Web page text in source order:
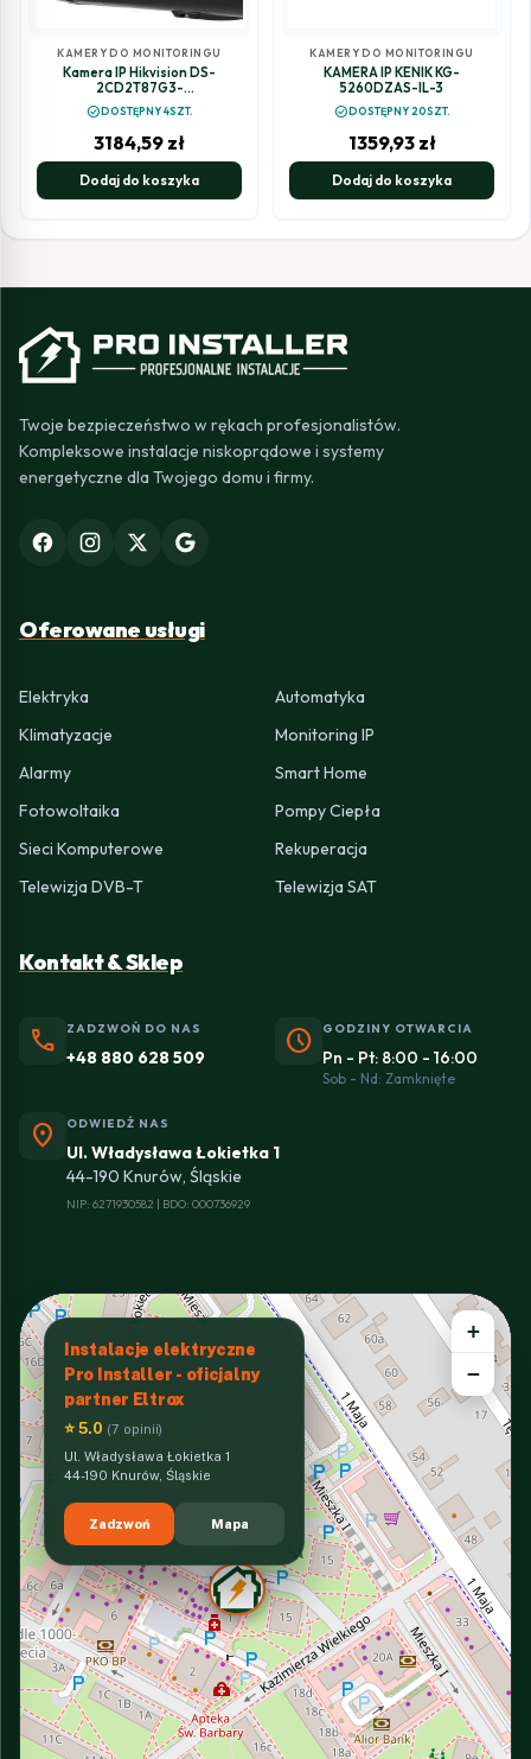
KAMERY DO MONITORINGU
Kamera IP Hikvision DS-
2CD2T87G3-
LIS2UY/SL(2.8mm)/BLACK
check_circleDOSTĘPNY 4SZT.
3184,59 zł
Dodaj do koszyka
KAMERY DO MONITORINGU
KAMERA IP KENIK KG-
5260DZAS-IL-3
check_circleDOSTĘPNY 20SZT.
1359,93 zł
Dodaj do koszyka
Twoje bezpieczeństwo w rękach profesjonalistów.
Kompleksowe instalacje niskoprądowe i systemy
energetyczne dla Twojego domu i firmy.
Oferowane usługi
Elektryka
Automatyka
Klimatyzacje
Monitoring IP
Alarmy
Smart Home
Fotowoltaika
Pompy Ciepła
Sieci Komputerowe
Rekuperacja
Telewizja DVB-T
Telewizja SAT
Kontakt & Sklep
phone ZADZWOŃ DO NAS
+48 880 628 509 schedule GODZINY OTWARCIA
Pn - Pt: 8:00 - 16:00
Sob - Nd: Zamknięte
location_on ODWIEDŹ NAS
Ul. Władysława Łokietka 1
44-190 Knurów, Śląskie
NIP: 6271930582 | BDO: 000736929
Instalacje elektryczne
Pro Installer - oficjalny
partner Eltrox
⭐ 5.0 (7 opinii)
Ul. Władysława Łokietka 1
44-190 Knurów, Śląskie
Zadzwoń Mapa
+
−